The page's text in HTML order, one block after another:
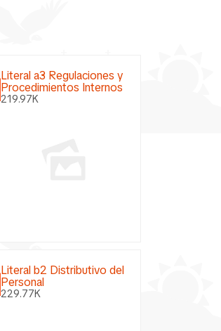
Literal a3 Regulaciones y
Procedimientos Internos
219.97K
Literal b2 Distributivo del
Personal
229.77K